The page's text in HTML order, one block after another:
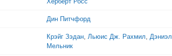
Дин Питчфорд
Крэйг Зэдан, Льюис Дж. Рахмил, Дэниэл
Мельник